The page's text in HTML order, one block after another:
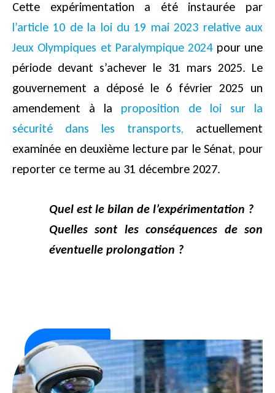
Cette expérimentation a été instaurée par
l’article 10 de la loi du 19 mai 2023 relative aux
Jeux Olympiques et Paralympique 2024pour une
période devant s’achever le 31 mars 2025. Le
gouvernement a déposé le 6 février 2025 un
amendement à la proposition de loi sur la
sécurité dans les transports, actuellement
examinée en deuxième lecture par le Sénat, pour
reporter ce terme au 31 décembre 2027.
Quel est le bilan de l’expérimentation ?
Quelles sont les conséquences de son
éventuelle prolongation ?